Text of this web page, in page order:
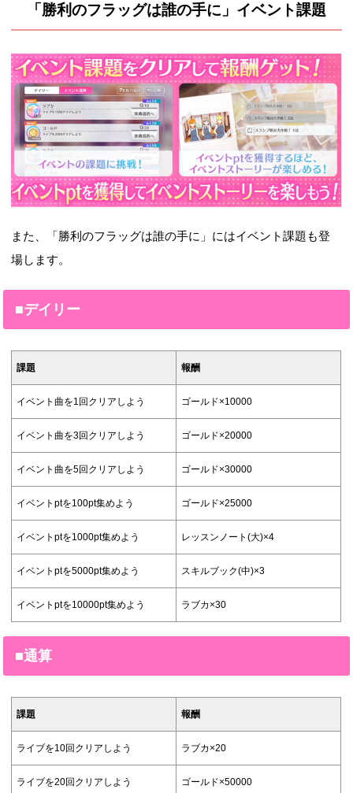
「勝利のフラッグは誰の手に」イベント課題
また、「勝利のフラッグは誰の手に」にはイベント課題も登
場します。
■デイリー
課題 報酬
イベント曲を1回クリアしよう ゴールド×10000
イベント曲を3回クリアしよう ゴールド×20000
イベント曲を5回クリアしよう ゴールド×30000
イベントptを100pt集めよう ゴールド×25000
イベントptを1000pt集めよう レッスンノート(大)×4
イベントptを5000pt集めよう スキルブック(中)×3
イベントptを10000pt集めよう ラブカ×30
■通算
課題 報酬
ライブを10回クリアしよう ラブカ×20
ライブを20回クリアしよう ゴールド×50000